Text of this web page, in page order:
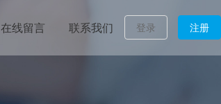
登录 注册
在线留言 联系我们